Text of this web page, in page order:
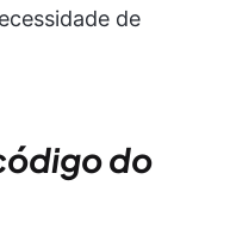
de
do